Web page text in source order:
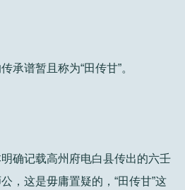
承谱暂且称为“田传甘”。
确记载高州府电白县传出的六壬
，这是毋庸置疑的，“田传甘”这